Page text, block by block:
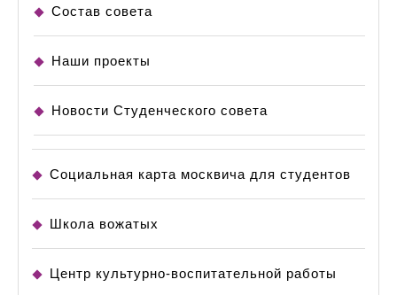
Состав совета
Наши проекты
Новости Студенческого совета
Социальная карта москвича для студентов
Школа вожатых
Центр культурно-воспитательной работы